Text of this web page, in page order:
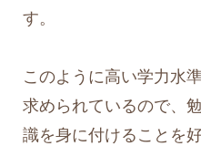
す。
このように高い学力水
求められているので、
識を身に付けることを